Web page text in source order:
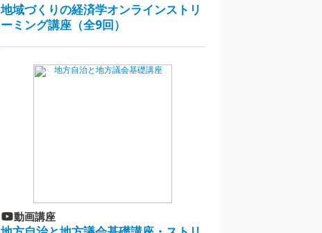
地域づくりの経済学オンラインストリ
ーミング講座（全9回）
動画講座